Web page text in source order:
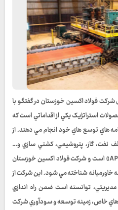
فولاد اکسین خوزستان در گفتگو با
استراتژيک يکي از اقداماتي است که
هاي توسع هاي خود انجام مي دهند. از
نفت، گاز، پتروشيمي، کشتي سازي و…
کاربرد استراتژيک دارد ورق فولادي «API» است و شرکت فولاد اکسين خوزستان
خاورميانه شناخته مي شود. اين شرکت از
توانسته است ضمن راه اندازي
خاص، زمينه توسعه و سودآوري شرکت